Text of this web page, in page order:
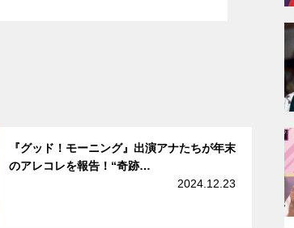
『グッド！モーニング』出演アナたちが年末
のアレコレを報告！“奇跡…
2024.12.23